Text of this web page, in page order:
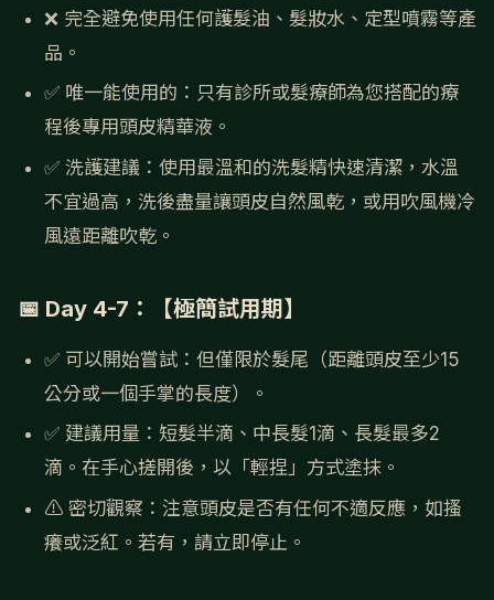
❌ 完全避免使用任何護髮油、髮妝水、定型噴霧等產
品。
✅ 唯一能使用的：只有診所或髮療師為您搭配的療
程後專用頭皮精華液。
✅ 洗護建議：使用最溫和的洗髮精快速清潔，水溫
不宜過高，洗後盡量讓頭皮自然風乾，或用吹風機冷
風遠距離吹乾。
📅 Day 4-7：【極簡試用期】
✅ 可以開始嘗試：但僅限於髮尾（距離頭皮至少15
公分或一個手掌的長度）。
✅ 建議用量：短髮半滴、中長髮1滴、長髮最多2
滴。在手心搓開後，以「輕捏」方式塗抹。
⚠️ 密切觀察：注意頭皮是否有任何不適反應，如搔
癢或泛紅。若有，請立即停止。